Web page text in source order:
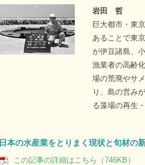
岩田 哲
巨大都市・東
あることで東
が伊豆諸島、
漁業者の高齢
場の荒廃やサ
り、島の営み
る藻場の再生
日本の水産業をとりまく現状と旬材の
この記事の詳細はこちら（746KB）